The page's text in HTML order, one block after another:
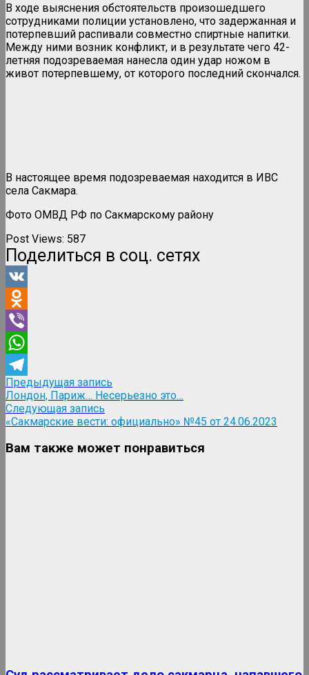
В ходе выяснения обстоятельств произошедшего
сотрудниками полиции установлено, что задержанная и
потерпевший распивали совместно спиртные напитки.
Между ними возник конфликт, и в результате чего 42-
летняя подозреваемая нанесла один удар ножом в
живот потерпевшему, от которого последний скончался.
В настоящее время подозреваемая находится в ИВС
села Сакмара.
Фото ОМВД РФ по Сакмарскому району
Post Views: 587
Поделиться в соц. сетях
VK
Odnoklassniki
Viber
WhatsApp
Telegram
Навигация
по
записям
Предыдущая запись
запись:
Лондон, Париж… Несерьезно это…
Следующая запись
запись:
«Сакмарские вести: официально» №45 от 24.06.2023
Вам также может понравиться